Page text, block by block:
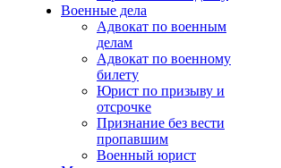
Военные дела
Адвокат по военным
делам
Адвокат по военному
билету
Юрист по призыву и
отсрочке
Признание без вести
пропавшим
Военный юрист